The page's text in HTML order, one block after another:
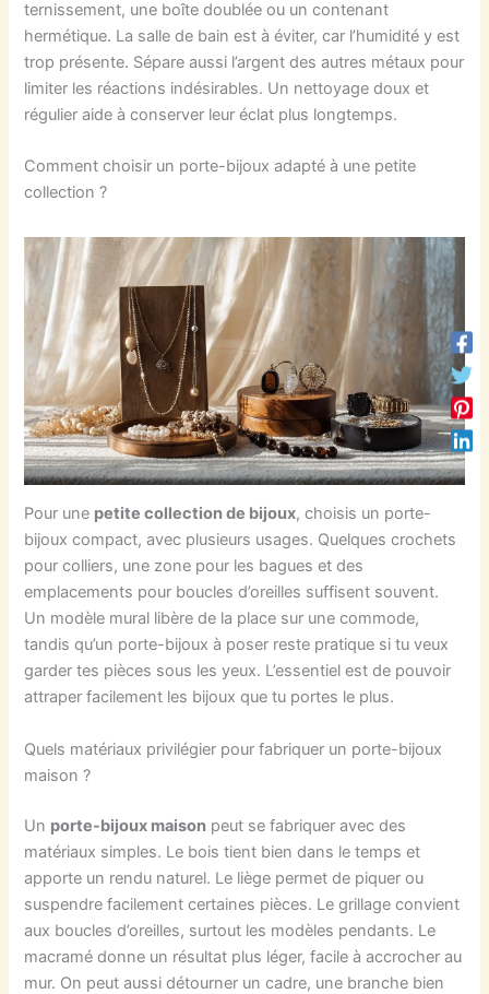
ternissement, une boîte doublée ou un contenant
hermétique. La salle de bain est à éviter, car l’humidité y est
trop présente. Sépare aussi l’argent des autres métaux pour
limiter les réactions indésirables. Un nettoyage doux et
régulier aide à conserver leur éclat plus longtemps.
Comment choisir un porte-bijoux adapté à une petite
collection ?
Pour une petite collection de bijoux, choisis un porte-
bijoux compact, avec plusieurs usages. Quelques crochets
pour colliers, une zone pour les bagues et des
emplacements pour boucles d’oreilles suffisent souvent.
Un modèle mural libère de la place sur une commode,
tandis qu’un porte-bijoux à poser reste pratique si tu veux
garder tes pièces sous les yeux. L’essentiel est de pouvoir
attraper facilement les bijoux que tu portes le plus.
Quels matériaux privilégier pour fabriquer un porte-bijoux
maison ?
Un porte-bijoux maison peut se fabriquer avec des
matériaux simples. Le bois tient bien dans le temps et
apporte un rendu naturel. Le liège permet de piquer ou
suspendre facilement certaines pièces. Le grillage convient
aux boucles d’oreilles, surtout les modèles pendants. Le
macramé donne un résultat plus léger, facile à accrocher au
mur. On peut aussi détourner un cadre, une branche bien